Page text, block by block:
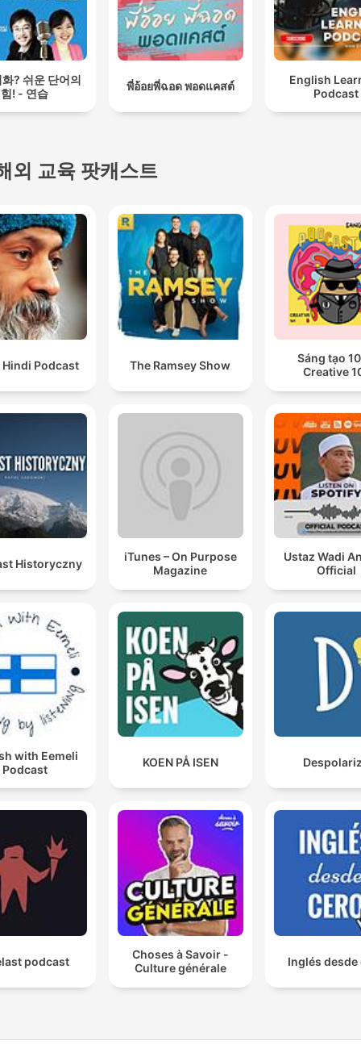
? 쉬운 단어의
힘! - 연습
พี่อ้อยพี่ฉอด พอดแคสต์
English
Podcast
외 교육 팟캐스트
Hindi Podcast The Ramsey Show
Sáng tạo
Creative
Historyczny
iTunes – On Purpose
Magazine
Ustaz Wadi
Official
with Eemeli
Podcast
KOEN PÅ ISEN
podcast
Choses à Savoir -
Culture générale
Inglés desde